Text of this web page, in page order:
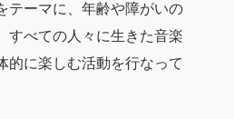
テーマに、年齢や障がいの
すべての人々に生きた音楽
的に楽しむ活動を行なって